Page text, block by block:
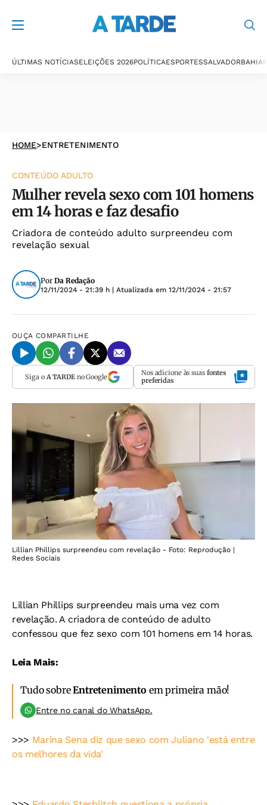
ÚLTIMAS NOTÍCIASELEIÇÕES 2026POLÍTICAESPORTESSALVADORBAHIA
HOME>ENTRETENIMENTO
CONTEÚDO ADULTO
Mulher revela sexo com 101 homens
em 14 horas e faz desafio
Criadora de conteúdo adulto surpreendeu com
revelação sexual
Por Da Redação
12/11/2024 - 21:39 h | Atualizada em 12/11/2024 - 21:57
OUÇA COMPARTILHE
Siga o A TARDEno Google Nos adicione às suas fontes
preferidas
Lillian Phillips surpreendeu com revelação - Foto: Reprodução |
Redes Sociais
Lillian Phillips surpreendeu mais uma vez com
revelação. A criadora de conteúdo de adulto
confessou que fez sexo com 101 homens em 14 horas.
Leia Mais:
Tudo sobreEntretenimento em primeira mão!
Entre no canal do WhatsApp.
>>> Marina Sena diz que sexo com Juliano 'está entre
os melhores da vida'